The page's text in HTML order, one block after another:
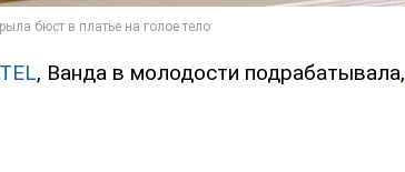
, Ванда в молодости подрабатывала,